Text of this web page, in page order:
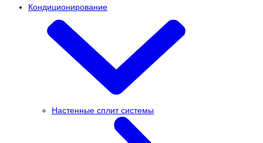
Кондиционирование
Настенные сплит системы